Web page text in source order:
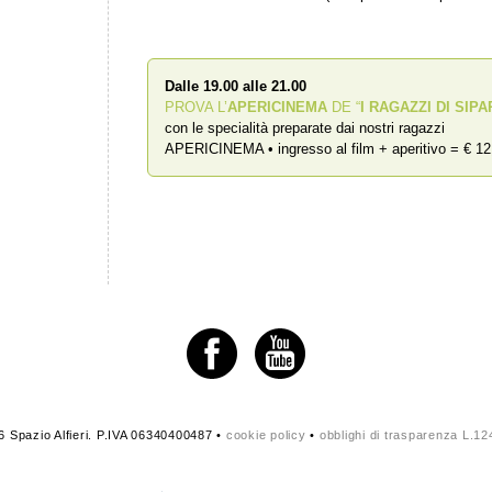
Dalle 19.00 alle 21.00
PROVA L’APERICINEMA DE “ I RAGAZZI DI
con le specialità preparate dai nostri ragazzi
APERICINEMA • ingresso al film + aperitivo = €
Spazio Alfieri. P.IVA 06340400487 • cookie policy • obblighi di trasparenza